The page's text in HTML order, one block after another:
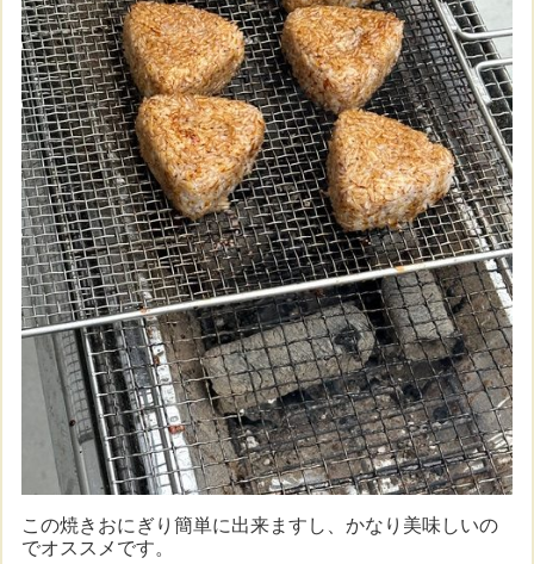
この焼きおにぎり簡単に出来ますし、かなり美味しいの
でオススメです。